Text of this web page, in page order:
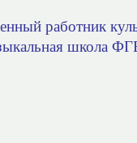
работник
школа